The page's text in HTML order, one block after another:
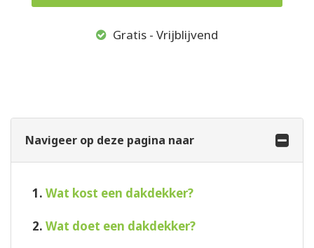
Gratis - Vrijblijvend
Navigeer op deze pagina naar
1. Wat kost een dakdekker?
2. Wat doet een dakdekker?